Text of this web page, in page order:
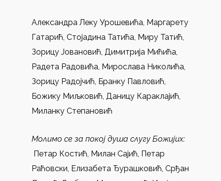
Александра Леку Урошевића, Маргарету
Гатарић, Стојадина Татића, Миру Татић,
Зорицу Јовановић, Димитрија Мићића,
Радета Радовића, Мирослава Николића,
Зорицу Радојчић, Бранку Павловић,
Божику Миљковић, Даницу Караклајић,
Миланку Степановић
Молимо се за покој душа слугу Божијих:
Петар Костић, Милан Сајић, Петар
Раћовски, Елизабета Ђурашковић, Срђан